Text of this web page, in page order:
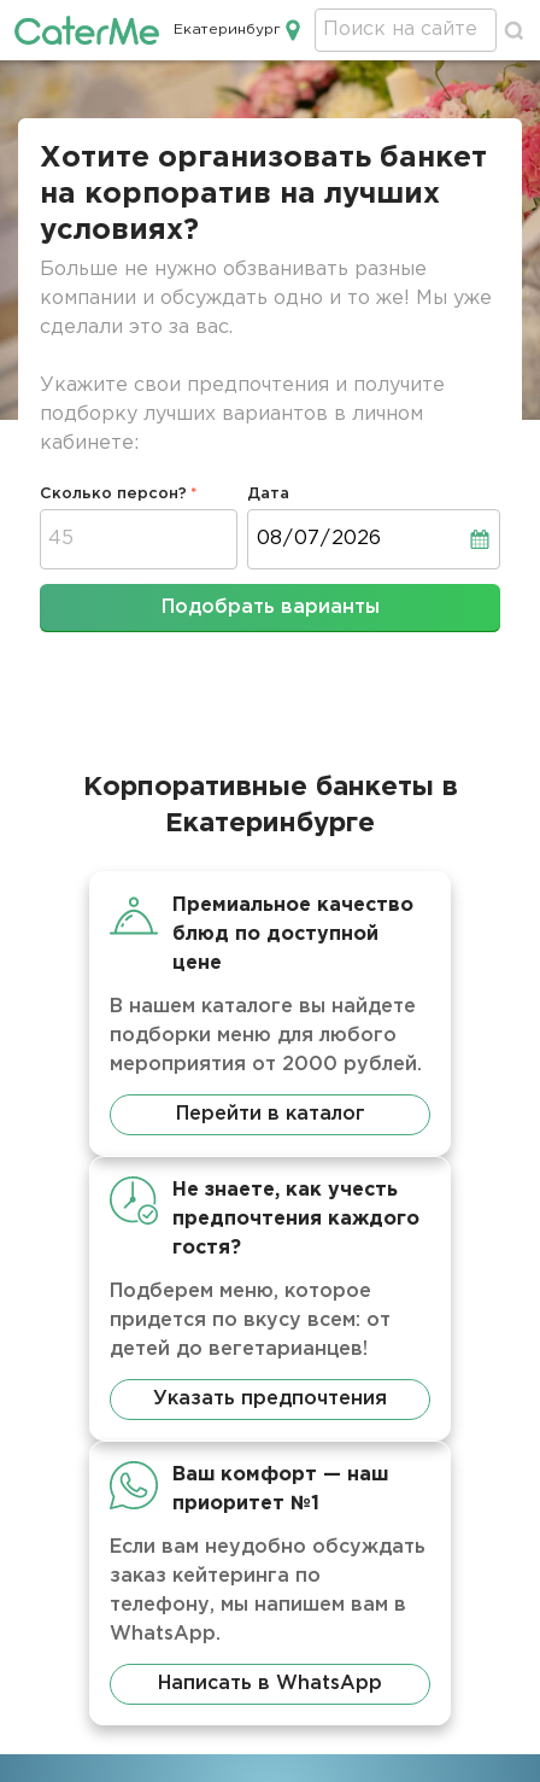
Кейтеринг в Екатеринбурге
Екатеринбург
Строка
Хотите организовать банкет
на корпоратив на лучших
условиях?
Больше не нужно обзванивать разные
компании и обсуждать одно и то же! Мы уже
сделали это за вас.
Укажите свои предпочтения и получите
подборку лучших вариантов в личном
кабинете:
Сколько персон? Дата
Подобрать варианты
Корпоративные банкеты в
Екатеринбурге
Премиальное качество
блюд по доступной
цене
В нашем каталоге вы найдете
подборки меню для любого
мероприятия от 2000 рублей.
Перейти в каталог
Не знаете, как учесть
предпочтения каждого
гостя?
Подберем меню, которое
придется по вкусу всем: от
детей до вегетарианцев!
Указать предпочтения
Ваш комфорт — наш
приоритет №1
Если вам неудобно обсуждать
заказ кейтеринга по
телефону, мы напишем вам в
WhatsApp.
Написать в WhatsApp